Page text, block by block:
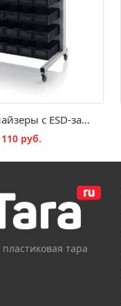
Тележки-органайзеры с ESD-защитой для ящиков для стеллажного хранения ESD SR.L.41509
руб.
тара